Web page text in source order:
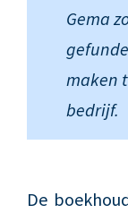
Gema
maken
bedrijf.
De